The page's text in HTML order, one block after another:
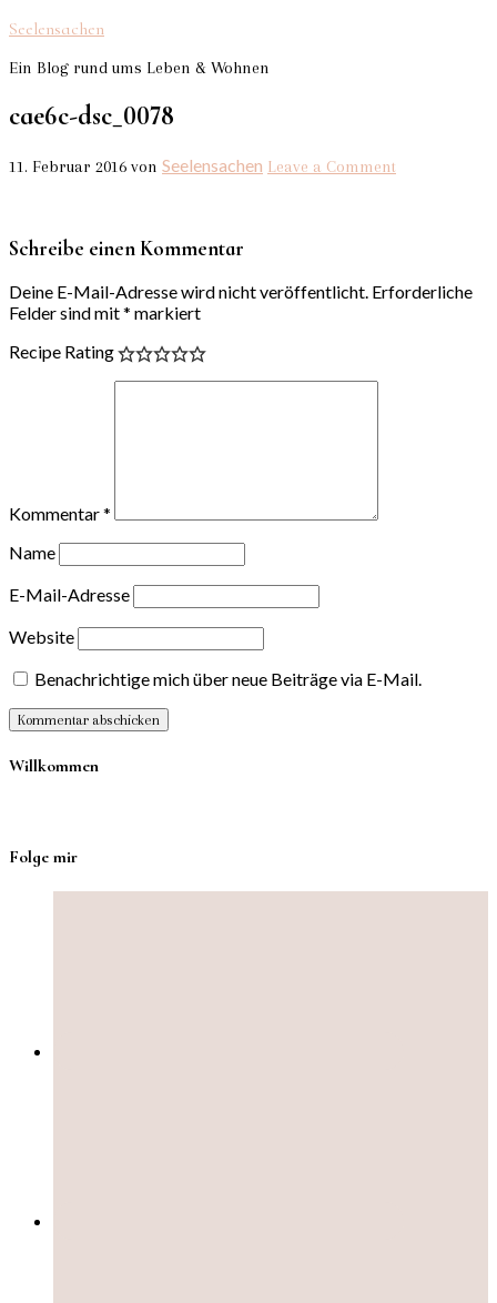
Seelensachen
Ein Blog rund ums Leben & Wohnen
cae6c-dsc_0078
11. Februar 2016 von Seelensachen Leave a Comment
Schreibe einen Kommentar
Deine E-Mail-Adresse wird nicht veröffentlicht. Erforderliche
Felder sind mit* markiert
Recipe Rating
Kommentar*
Name
E-Mail-Adresse
Website
Benachrichtige mich über neue Beiträge via E-Mail.
Willkommen
Folge mir